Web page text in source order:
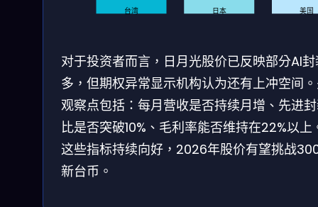
台湾 日本 美国
对于投资者而言，日月光股价已反映部分AI
多，但期权异常显示机构认为还有上冲空间
观察点包括：每月营收是否持续月增、先进
比是否突破10%、毛利率能否维持在22%以上
这些指标持续向好，2026年股价有望挑战
新台币。